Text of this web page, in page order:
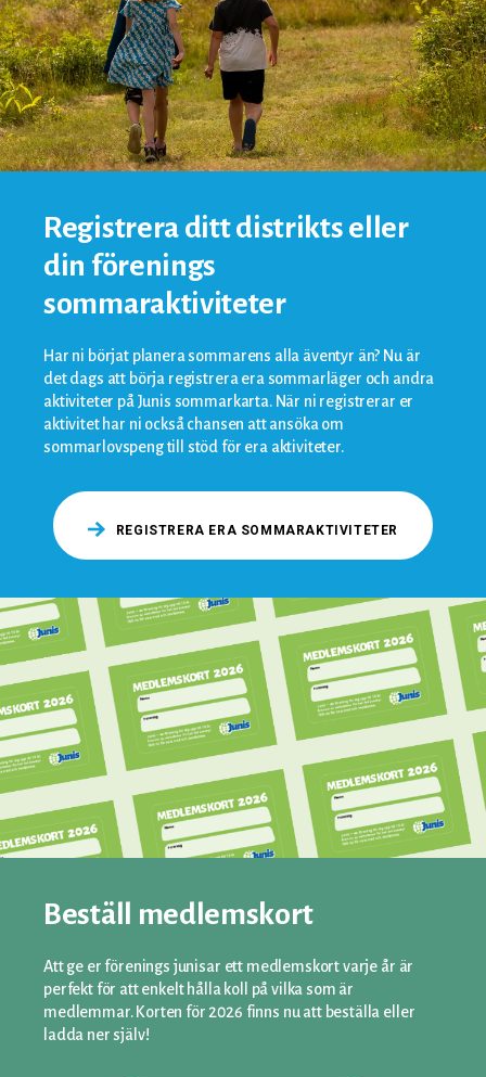
Registrera ditt distrikts eller
din förenings
sommaraktiviteter
Har ni börjat planera sommarens alla äventyr än? Nu är
det dags att börja registrera era sommarläger och andra
aktiviteter på Junis sommarkarta. När ni registrerar er
aktivitet har ni också chansen att ansöka om
sommarlovspeng till stöd för era aktiviteter.
REGISTRERA ERA SOMMARAKTIVITETER
Beställ medlemskort
Att ge er förenings junisar ett medlemskort varje år är
perfekt för att enkelt hålla koll på vilka som är
medlemmar. Korten för 2026 finns nu att beställa eller
ladda ner själv!